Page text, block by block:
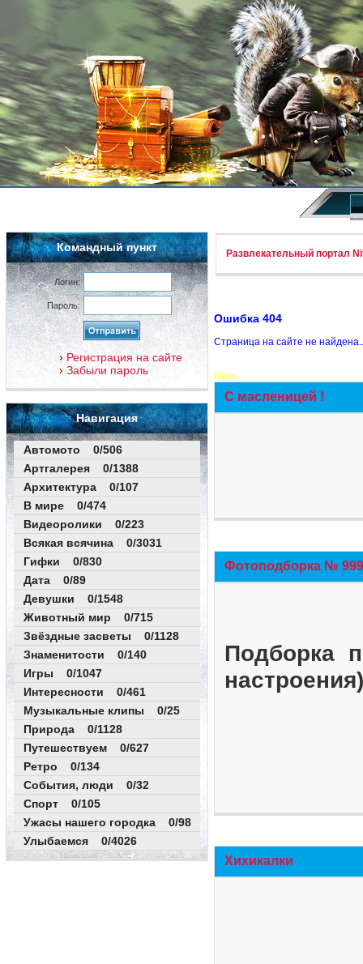
Командный пункт
Логин:
Пароль:
Регистрация на сайте
Забыли пароль
Навигация
Автомото 0/506
Артгалерея 0/1388
Архитектура 0/107
В мире 0/474
Видеоролики 0/223
Всякая всячина 0/3031
Гифки 0/830
Дата 0/89
Девушки 0/1548
Животный мир 0/715
Звёздные засветы 0/1128
Знаменитости 0/140
Игры 0/1047
Интересности 0/461
Музыкальные клипы 0/25
Природа 0/1128
Путешествуем 0/627
Ретро 0/134
События, люди 0/32
Спорт 0/105
Ужасы нашего городка 0/98
Улыбаемся 0/4026
Развлекательный портал
Ошибка 404
Страница на сайте не
New!
С масленицей !
Фотоподборка №
Подборка
Хихикалки